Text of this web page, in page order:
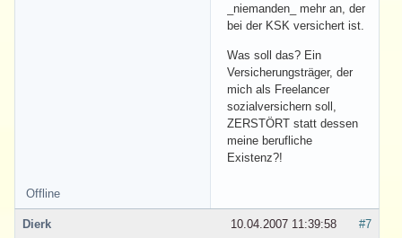
_niemanden_ mehr an, der
bei der KSK versichert ist.
Was soll das? Ein
Versicherungsträger, der
mich als Freelancer
sozialversichern soll,
ZERSTÖRT statt dessen
meine berufliche
Existenz?!
Offline
#7
10.04.2007 11:39:58
Dierk